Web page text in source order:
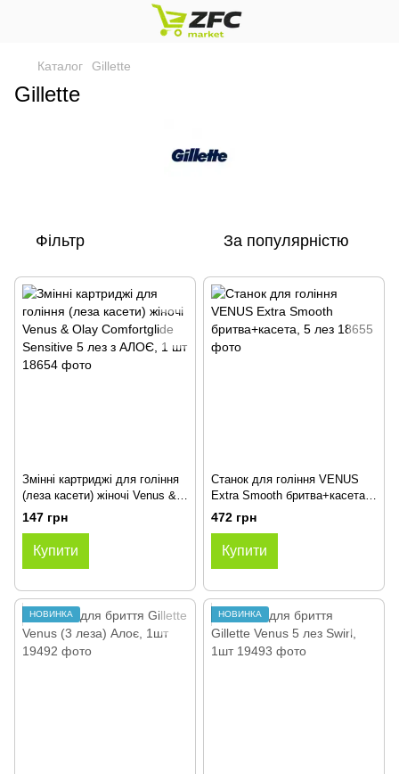
Каталог Gillette
Gillette
Фільтр За популярністю
Змінні картриджі для гоління
(леза касети) жіночі Venus &
Olay Comfortglide Sensitive 5
лез з АЛОЄ, 1 шт
147 грн
Купити
Станок для гоління VENUS
Extra Smooth бритва+касета,
5 лез
472 грн
Купити
НОВИНКА НОВИНКА